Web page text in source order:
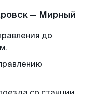
— Мирный
до